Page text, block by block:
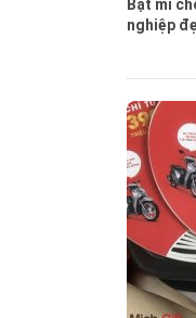
Bật mí
nghiệp